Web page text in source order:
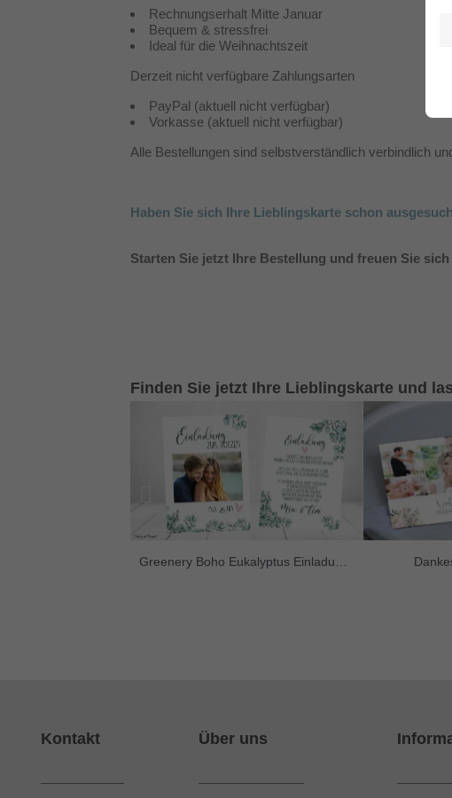
Rechnungserhalt Mitte Januar
Bequem & stressfrei
Ideal für die Weihnachtszeit
Derzeit nicht verfügbare Zahlungsarten
PayPal (aktuell nicht verfügbar)
Vorkasse (aktuell nicht verfügbar)
Alle Bestellungen sind selbstverständlich verbindlich
Haben Sie sich Ihre Lieblingskarte schon
Starten Sie jetzt Ihre Bestellung und freuen Sie
Finden Sie jetzt Ihre Lieblingskarte und
Greenery Boho Eukalyptus Einladungen
Kontakt Über uns